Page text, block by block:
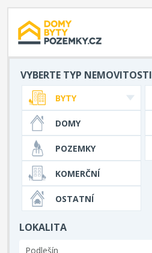
VYBERTE TYP NEMOVITOSTI
BYTY
DOMY
POZEMKY
KOMERČNÍ
OSTATNÍ
LOKALITA